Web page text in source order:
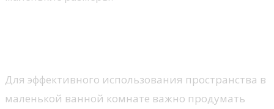
Для эффективного использования пространства в
маленькой ванной комнате важно продумать